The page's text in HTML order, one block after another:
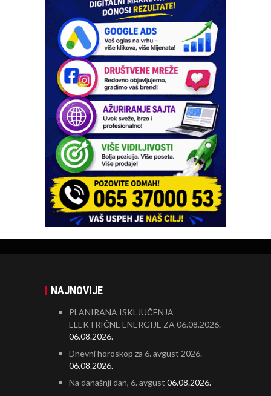
NAJNOVIJE
PLANIRANA ISKLJUČENJA
ELEKTRIČNE ENERGIJE ZA 06.08.2026.
06.08.2026.
Dnevni horoskop za 6. avgust 2026.
06.08.2026.
Na današnji dan, 6. avgust 06.08.2026.